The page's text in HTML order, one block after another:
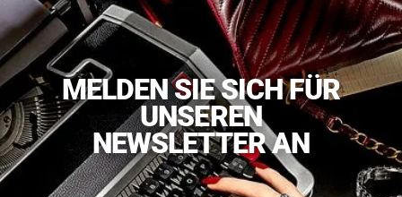
MELDEN SIE SICH FÜR
UNSEREN
NEWSLETTER AN